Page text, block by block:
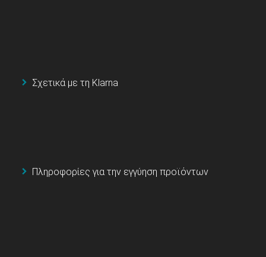
Σχετικά με τη Klarna
Πληροφορίες για την εγγύηση προϊόντων